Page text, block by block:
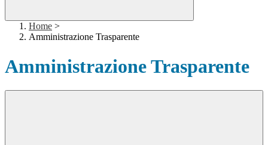
Home >
Amministrazione Trasparente
Amministrazione Trasparente